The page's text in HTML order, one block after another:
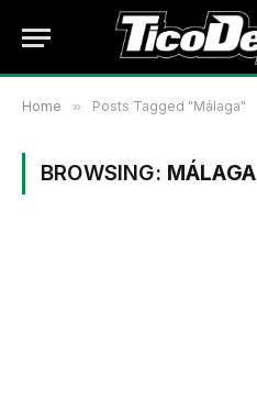
Home » Posts Tagged "Málaga"
BROWSING: MÁLAGA